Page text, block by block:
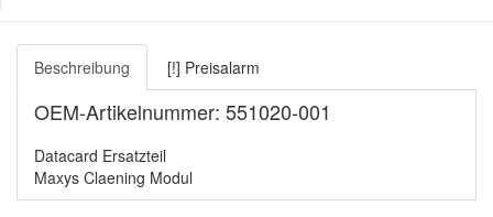
Beschreibung [!] Preisalarm
OEM-Artikelnummer: 551020-001
Datacard Ersatzteil
Maxys Claening Modul